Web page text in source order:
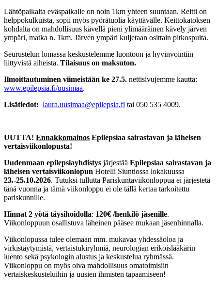
Lähtöpaikalta eväspaikalle on noin 1km yhteen suuntaan. Reitti on
helppokulkuista, sopii myös pyörätuolia käyttävälle. Keittokatoksen
kohdalta on mahdollisuus kävellä pieni ylimääräinen kävely järven
ympäri, matka n. 1km. Järven ympäri kuljetaan osittain pitkospuita.
Seurustelun lomassa keskustelemme luontoon ja hyvinvointiin
liittyvistä aiheista. Tilaisuus on maksuton.
Ilmoittautuminen viimeistään ke 27.5. nettisivujemme kautta:
www.epilepsia.fi/uusimaa.
Lisätiedot: laura.uusimaa@epilepsia.fi tai 050 535 4009.
UUTTA! Ennakkomainos Epilepsiaa sairastavan ja läheisen
vertaisviikonlopusta!
Uudenmaan epilepsiayhdistys järjestää Epilepsiaa sairastavan ja
läheisen vertaisviikonlopun Hotelli Siuntiossa lokakuussa
23.-25.10.2026. Tutuksi tullutta Pariskuntaviikonloppua ei järjestetä
tänä vuonna ja tämä viikonloppu ei ole tällä kertaa tarkoitettu
pariskunnille.
Hinnat 2 yötä täysihoidolla: 120€ /henkilö jäsenille.
Viikonloppuun osallistuva läheinen pääsee mukaan jäsenhinnalla.
Viikonlopussa tulee olemaan mm. mukavaa yhdessäoloa ja
virkistäytymistä, vertaistukiryhmiä, neurologian erikoislääkärin
luento sekä psykologin alustus ja keskustelua ryhmässä.
Viikonloppu on myös oiva mahdollisuus omatoimisiin
vertaiskeskusteluihin ja uusien ihmisten tapaamiseen!